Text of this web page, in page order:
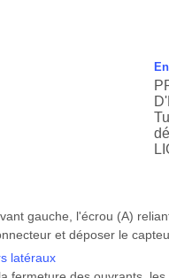
gauche, l'écrou (A)
et déposer le
latéraux